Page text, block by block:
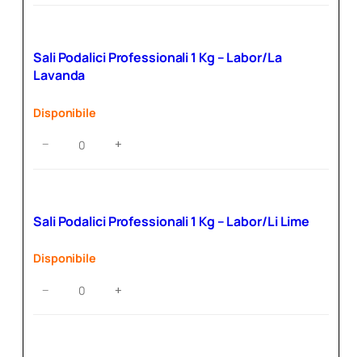
–
Labor/Et
Toscane
–
Lavanda
− +
Sali Podalici Professionali 1 Kg – Labor/La
Lavanda
Disponibile
− +
Sali Podalici Professionali 1 Kg – Labor/Li Lime
Disponibile